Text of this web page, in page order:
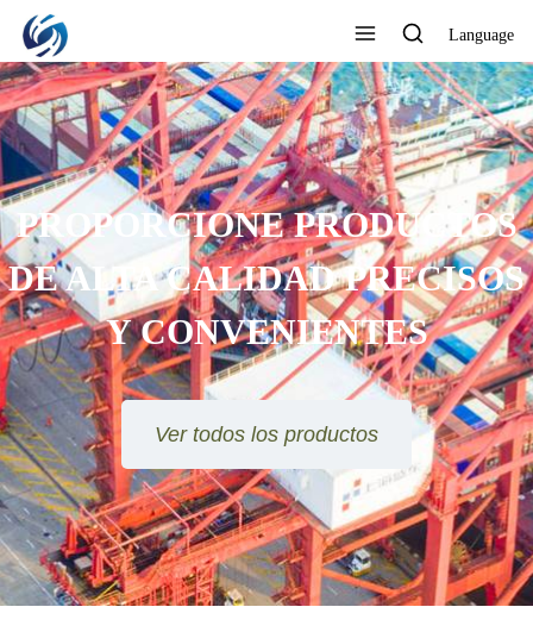
Language
PRODUCTOS
CALIDAD PRECISOS
CONVENIENTES
Ver todos los productos